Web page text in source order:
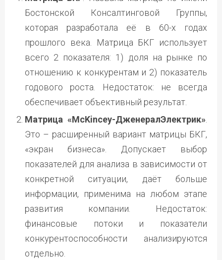
Бостонской Консалтинговой Группы,
которая разработала её в 60-х годах
прошлого века. Матрица БКГ использует
всего 2 показателя: 1) доля на рынке по
отношению к конкурентам и 2) показатель
годового роста. Недостаток: не всегда
обеспечивает объективный результат.
Матрица «McKincey-ДженералЭлектрик»
Это – расширенный вариант матрицы БКГ,
«экран бизнеса». Допускает выбор
показателей для анализа в зависимости от
конкретной ситуации, даёт больше
информации, применима на любом этапе
развития компании. Недостаток:
финансовые потоки и показатели
конкурентоспособности анализируются
отдельно.